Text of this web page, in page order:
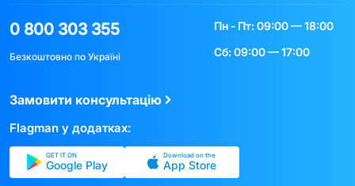
0 800 303 355
Безкоштовно по Україні
Пн - Пт: 09:00 — 18:00
Сб: 09:00 — 17:00
Замовити консультацію
Flagman у додатках:
GET IT ON
Google Play
Download on the
App Store